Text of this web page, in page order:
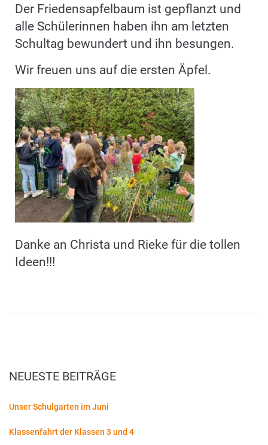
Der Friedensapfelbaum ist gepflanzt und
alle Schülerinnen haben ihn am letzten
Schultag bewundert und ihn besungen.
Wir freuen uns auf die ersten Äpfel.
Danke an Christa und Rieke für die tollen
Ideen!!!
NEUESTE BEITRÄGE
Unser Schulgarten im Juni
Klassenfahrt der Klassen 3 und 4